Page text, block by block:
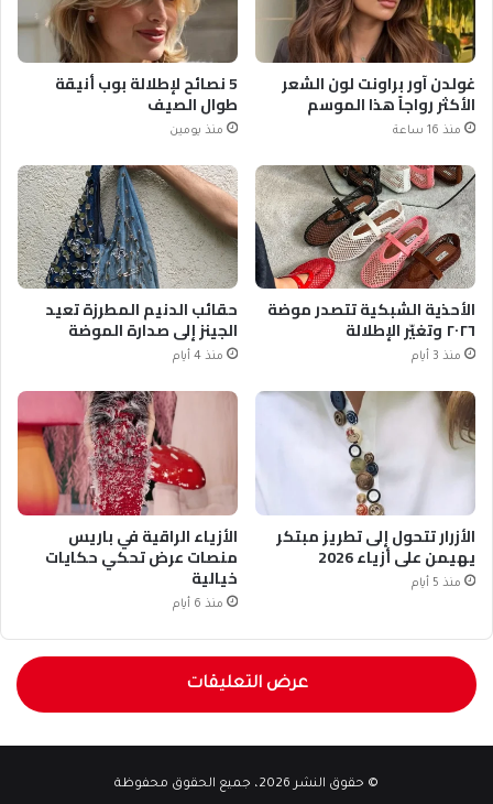
غولدن آور براونت لون الشعر
الأكثر رواجاً هذا الموسم
منذ 16 ساعة
5 نصائح لإطلالة بوب أنيقة
طوال الصيف
منذ يومين
الأحذية الشبكية تتصدر موضة
٢٠٢٦ وتغيّر الإطلالة
منذ 3 أيام
حقائب الدنيم المطرزة تعيد
الجينز إلى صدارة الموضة
منذ 4 أيام
الأزرار تتحول إلى تطريز مبتكر
يهيمن على أزياء 2026
منذ 5 أيام
الأزياء الراقية في باريس
منصات عرض تحكي حكايات
خيالية
منذ 6 أيام
عرض التعليقات
© حقوق النشر 2026، جميع الحقوق محفوظة